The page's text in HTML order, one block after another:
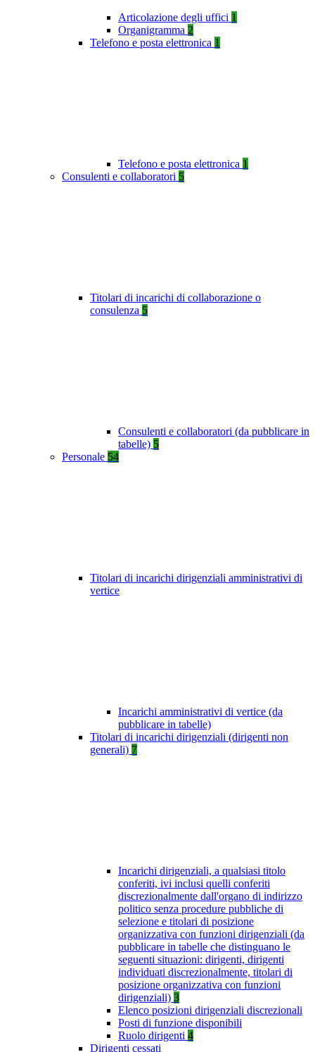
Articolazione degli uffici 1
Organigramma 2
Telefono e posta elettronica 1
Telefono e posta elettronica 1
Consulenti e collaboratori 5
Titolari di incarichi di collaborazione o
consulenza 5
Consulenti e collaboratori (da pubblicare in
tabelle) 5
Personale 54
Titolari di incarichi dirigenziali amministrativi di
vertice
Incarichi amministrativi di vertice (da
pubblicare in tabelle)
Titolari di incarichi dirigenziali (dirigenti non
generali) 7
Incarichi dirigenziali, a qualsiasi titolo
conferiti, ivi inclusi quelli conferiti
discrezionalmente dall'organo di indirizzo
politico senza procedure pubbliche di
selezione e titolari di posizione
organizzativa con funzioni dirigenziali (da
pubblicare in tabelle che distinguano le
seguenti situazioni: dirigenti, dirigenti
individuati discrezionalmente, titolari di
posizione organizzativa con funzioni
dirigenziali) 3
Elenco posizioni dirigenziali discrezionali
Posti di funzione disponibili
Ruolo dirigenti 4
Dirigenti cessati